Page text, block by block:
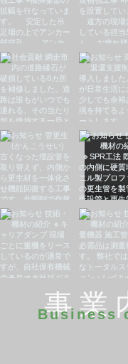
事業
Business